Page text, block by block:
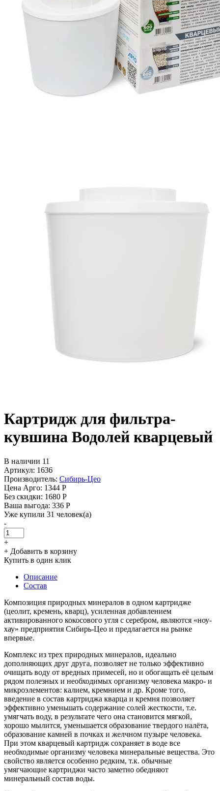
Картридж для фильтра-
кувшина Водолей кварцевый
В наличии 11
Артикул: 1636
Производитель: Сибирь-Цео
Цена Арго: 1344 Р
Без скидки: 1680 Р
Ваша выгода: 336 Р
Уже купили 31 человек(а)
-
+
+ Добавить в корзину
Купить в один клик
Описание
Состав
Композиция природных минералов в одном картридже
(цеолит, кремень, кварц), усиленная добавлением
активированного кокосового угля с серебром, являются «ноу-
хау» предприятия Сибирь-Цео и предлагается на рынке
впервые.
Комплекс из трех природных минералов, идеально
дополняющих друг друга, позволяет не только эффективно
очищать воду от вредных примесей, но и обогащать её целым
рядом полезных и необходимых организму человека макро- и
микроэлементов: калием, кремнием и др. Кроме того,
введение в состав картриджа кварца и кремня позволяет
эффективно уменьшать содержание солей жесткости, т.е.
умягчать воду, в результате чего она становится мягкой,
хорошо мылится, уменьшается образование твердого налёта,
образование камней в почках и желчном пузыре человека.
При этом кварцевый картридж сохраняет в воде все
необходимые организму человека минеральные вещества. Это
свойство является особенно редким, т.к. обычные
умягчающие картриджи часто заметно обедняют
минеральный состав воды.